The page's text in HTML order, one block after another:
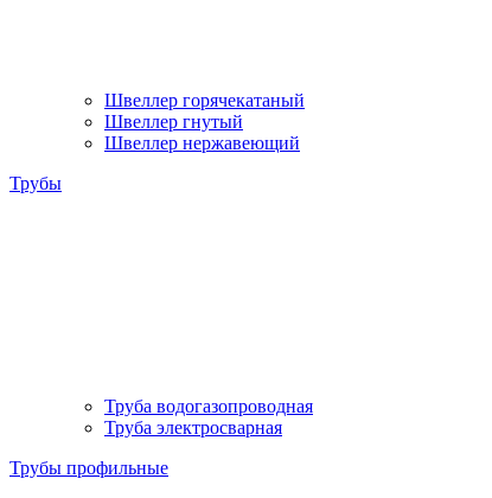
Швеллер горячекатаный
Швеллер гнутый
Швеллер нержавеющий
Трубы
Труба водогазопроводная
Труба электросварная
Трубы профильные